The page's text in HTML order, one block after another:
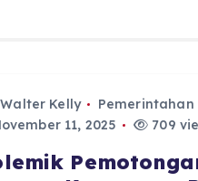
Walter Kelly
Pemerintahan
11, 2025
709